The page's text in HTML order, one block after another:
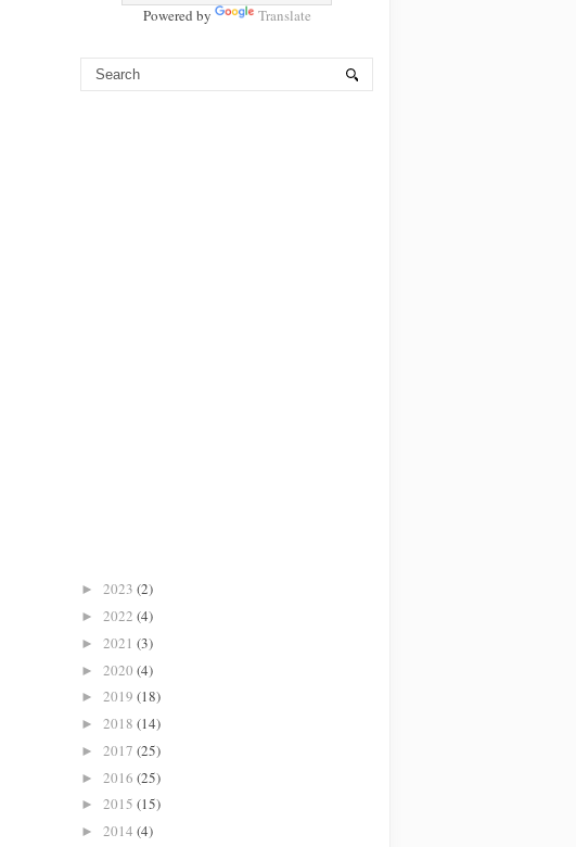
Powered by Translate
► 2023 (2)
► 2022 (4)
► 2021 (3)
► 2020 (4)
► 2019 (18)
► 2018 (14)
► 2017 (25)
► 2016 (25)
► 2015 (15)
► 2014 (4)